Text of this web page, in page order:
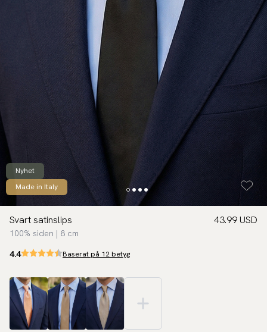
Nyhet
Made in Italy
Svart satinslips
100% siden | 8 cm
43.99 USD
4.4 Baserat på 12 betyg